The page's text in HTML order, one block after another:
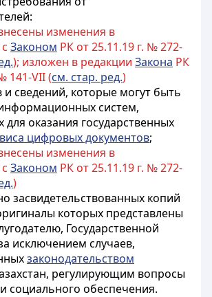
изменения в
Законом РК от 25.11.19 г. № 272-
); изложен в редакции Закона РК
141-VII (см. стар. ред.)
и сведений, которые могут быть
систем,
для оказания государственных
цифровых документов;
изменения в
Законом РК от 25.11.19 г. № 272-
)
засвидетельствованных копий
которых представлены
Государственной
исключением случаев,
законодательством
регулирующим вопросы
социального обеспечения.